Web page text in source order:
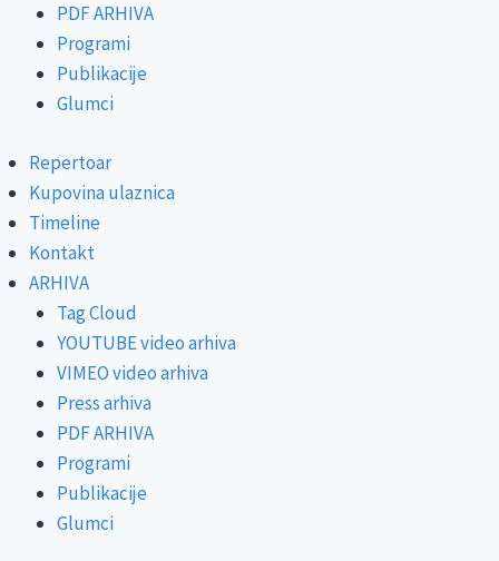
PDF ARHIVA
Programi
Publikacije
Glumci
Repertoar
Kupovina ulaznica
Timeline
Kontakt
ARHIVA
Tag Cloud
YOUTUBE video arhiva
VIMEO video arhiva
Press arhiva
PDF ARHIVA
Programi
Publikacije
Glumci